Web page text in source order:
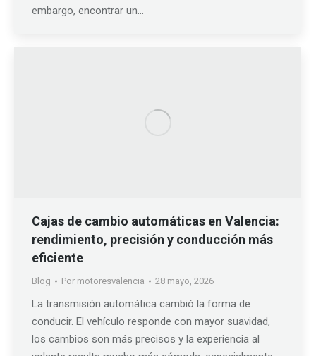
embargo, encontrar un…
Cajas de cambio automáticas en Valencia:
rendimiento, precisión y conducción más
eficiente
Blog Por motoresvalencia 28 mayo, 2026
La transmisión automática cambió la forma de
conducir. El vehículo responde con mayor suavidad,
los cambios son más precisos y la experiencia al